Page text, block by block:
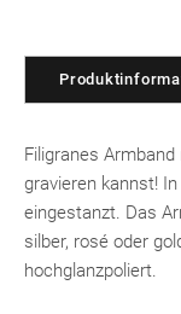
Filigranes Armband
gravieren kannst!
eingestanzt. Das
silber, rosé oder
hochglanzpoliert.